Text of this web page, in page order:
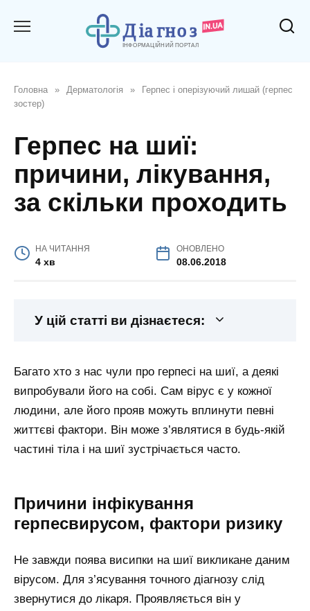
Головна » Дерматологія »
Герпес і оперізуючий лишай (герпес
зостер)
Герпес на шиї:
причини, лікування,
за скільки проходить
НА ЧИТАННЯ
4 хв
ОНОВЛЕНО
08.06.2018
У цій статті ви дізнаєтеся:
Багато хто з нас чули про герпесі на шиї, а деякі
випробували його на собі. Сам вірус є у кожної
людини, але його прояв можуть вплинути певні
життєві фактори. Він може з’являтися в будь-якій
частині тіла і на шиї зустрічається часто.
Причини інфікування
герпесвирусом, фактори ризику
Не завжди поява висипки на шиї викликане даним
вірусом. Для з’ясування точного діагнозу слід
звернутися до лікаря. Проявляється він у